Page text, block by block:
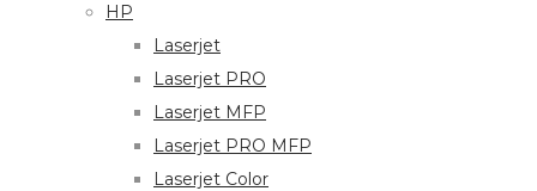
HP
Laserjet
Laserjet PRO
Laserjet MFP
Laserjet PRO MFP
Laserjet Color